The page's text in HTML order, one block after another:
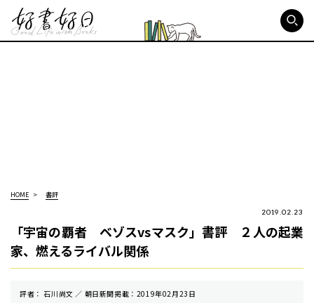
HOME 書評
2019.02.23
「宇宙の覇者 ベゾスvsマスク」書評 ２人の起業
家、燃えるライバル関係
評者： 石川尚文 ／ 朝⽇新聞掲載：2019年02月23日